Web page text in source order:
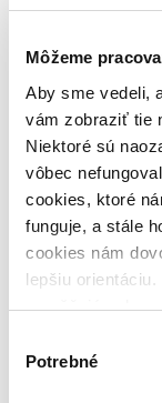
Môžeme
Aby sme vedeli,
vám zobraziť tie
Niektoré sú
vôbec
cookies, ktoré
funguje, a stále
cookies nám
lepšiu
umožňujú
keby sme mohli
súhlasu
Potrebné
Zoradiť
Bestsellery
Top hodnotené
Novinky
Najdrahšie
Najlacnejšie
Najvyššia zľava
Zrušiť filtre